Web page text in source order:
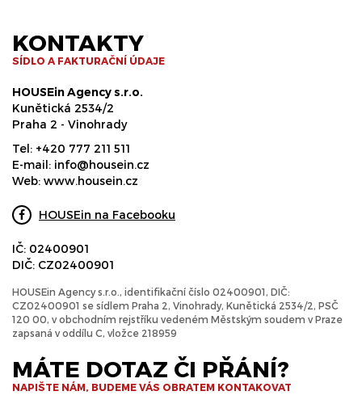
KONTAKTY
SÍDLO A FAKTURAČNÍ ÚDAJE
HOUSEin Agency s.r.o.
Kunětická 2534/2
Praha 2 - Vinohrady
Tel: +420 777 211 511
E-mail: info@housein.cz
Web: www.housein.cz
HOUSEin na Facebooku
IČ: 02400901
DIČ: CZ02400901
HOUSEin Agency s.r.o., identifikační číslo 02400901, DIČ:
CZ02400901 se sídlem Praha 2, Vinohrady, Kunětická 2534/2, PSČ
120 00, v obchodním rejstříku vedeném Městským soudem v Praze
zapsaná v oddílu C, vložce 218959
MÁTE DOTAZ ČI PŘÁNÍ?
NAPIŠTE NÁM, BUDEME VÁS OBRATEM KONTAKOVAT